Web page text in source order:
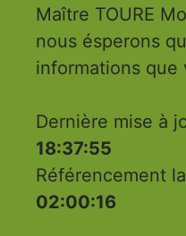
Maître TOURE
nous ésperons
informations que
Dernière mise à
18:37:55
Référencement
02:00:16